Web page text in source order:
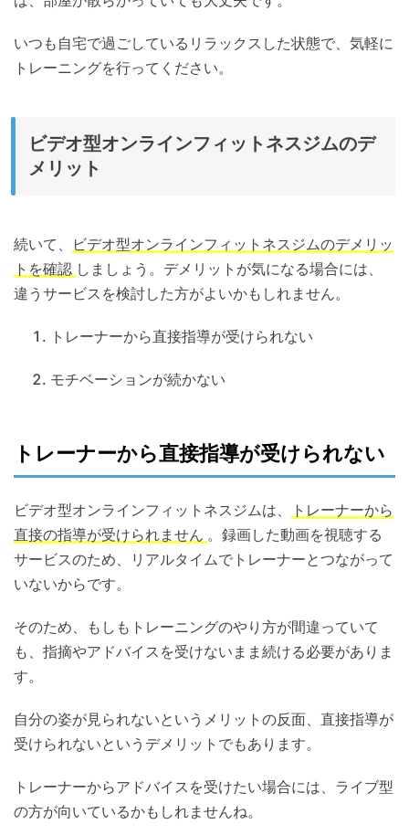
いつも自宅で過ごしているリラックスした状態で、気軽に
トレーニングを行ってください。
ビデオ型オンラインフィットネスジムのデ
メリット
続いて、
ビデオ型オンラインフィットネスジムのデメリッ
トを確認 しましょう。デメリットが気になる場合には、
違うサービスを検討した方がよいかもしれません。
トレーナーから直接指導が受けられない
モチベーションが続かない
トレーナーから直接指導が受けられない
ビデオ型オンラインフィットネスジムは、
トレーナーから
直接の指導が受けられません 。録画した動画を視聴する
サービスのため、リアルタイムでトレーナーとつながって
いないからです。
そのため、もしもトレーニングのやり方が間違っていて
も、指摘やアドバイスを受けないまま続ける必要がありま
す。
自分の姿が見られないというメリットの反面、直接指導が
受けられないというデメリットでもあります。
トレーナーからアドバイスを受けたい場合には、ライブ型
の方が向いているかもしれませんね。